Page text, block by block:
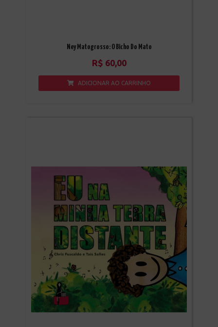
Ney Matogrosso: O Bicho Do Mato
R$ 60,00
ADICIONAR AO CARRINHO